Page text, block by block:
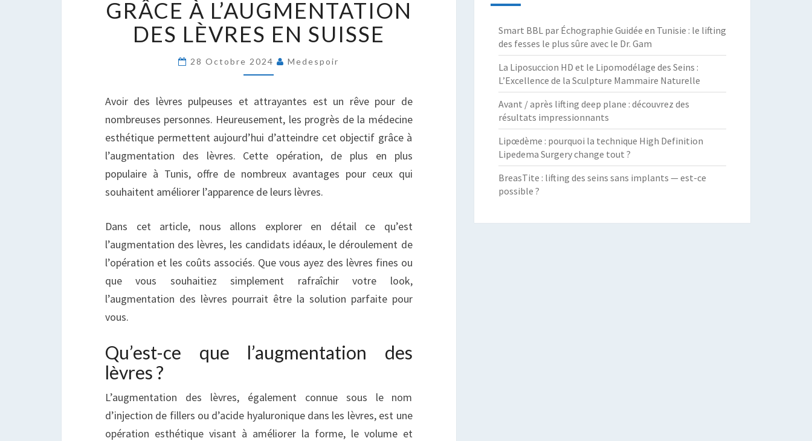
BOUCHE
PARFAITE
GRÂCE
L’AUGMENTATION
LÈVRES
SUISSE
GRÂCE À L’AUGMENTATION
DES LÈVRES EN SUISSE
28 Octobre 2024 Medespoir
Avoir des lèvres pulpeuses et attrayantes est un rêve pour de
nombreuses personnes. Heureusement, les progrès de la médecine
esthétique permettent aujourd’hui d’atteindre cet objectif grâce à
l’augmentation des lèvres. Cette opération, de plus en plus
populaire à Tunis, offre de nombreux avantages pour ceux qui
souhaitent améliorer l’apparence de leurs lèvres.
Dans cet article, nous allons explorer en détail ce qu’est
l’augmentation des lèvres, les candidats idéaux, le déroulement de
l’opération et les coûts associés. Que vous ayez des lèvres fines ou
que vous souhaitiez simplement rafraîchir votre look,
l’augmentation des lèvres pourrait être la solution parfaite pour
vous.
Qu’est-ce que l’augmentation des
lèvres ?
L’augmentation des lèvres, également connue sous le nom
d’injection de fillers ou d’acide hyaluronique dans les lèvres, est une
opération esthétique visant à améliorer la forme, le volume et
Smart BBL par Échographie Guidée en Tunisie : le lifting
des fesses le plus sûre avec le Dr. Gam
La Liposuccion HD et le Lipomodélage des Seins :
L’Excellence de la Sculpture Mammaire Naturelle
Avant / après lifting deep plane : découvrez des
résultats impressionnants
Lipœdème : pourquoi la technique High Definition
Lipedema Surgery change tout ?
BreasTite : lifting des seins sans implants — est-ce
possible ?